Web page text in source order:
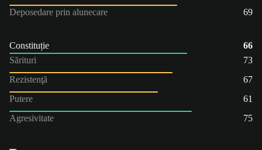
Deposedare prin alunecare
69
Constituție
66
Sărituri
73
Rezistenţă
67
Putere
61
Agresivitate
75